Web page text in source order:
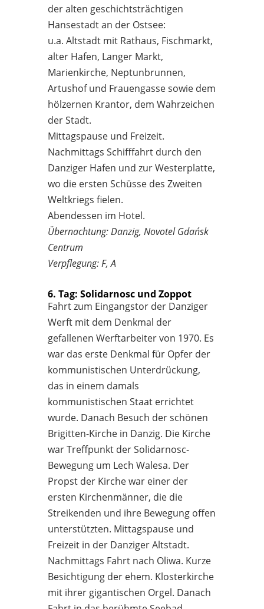
der alten geschichtsträchtigen
Hansestadt an der Ostsee:
u.a. Altstadt mit Rathaus, Fischmarkt,
alter Hafen, Langer Markt,
Marienkirche, Neptunbrunnen,
Artushof und Frauengasse sowie dem
hölzernen Krantor, dem Wahrzeichen
der Stadt.
Mittagspause und Freizeit.
Nachmittags Schifffahrt durch den
Danziger Hafen und zur Westerplatte,
wo die ersten Schüsse des Zweiten
Weltkriegs fielen.
Abendessen im Hotel.
Übernachtung: Danzig, Novotel Gdańsk
Centrum
Verpflegung: F, A
6. Tag: Solidarnosc und Zoppot
Fahrt zum Eingangstor der Danziger
Werft mit dem Denkmal der
gefallenen Werftarbeiter von 1970. Es
war das erste Denkmal für Opfer der
kommunistischen Unterdrückung,
das in einem damals
kommunistischen Staat errichtet
wurde. Danach Besuch der schönen
Brigitten-Kirche in Danzig. Die Kirche
war Treffpunkt der Solidarnosc-
Bewegung um Lech Walesa. Der
Propst der Kirche war einer der
ersten Kirchenmänner, die die
Streikenden und ihre Bewegung offen
unterstützten. Mittagspause und
Freizeit in der Danziger Altstadt.
Nachmittags Fahrt nach Oliwa. Kurze
Besichtigung der ehem. Klosterkirche
mit ihrer gigantischen Orgel. Danach